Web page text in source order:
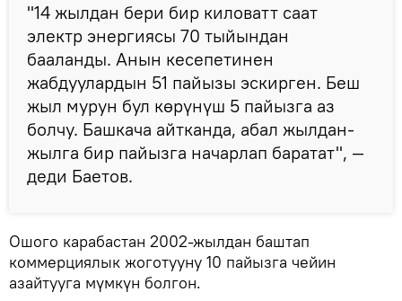
"14 жылдан бери бир киловатт саат
электр энергиясы 70 тыйындан
бааланды. Анын кесепетинен
жабдуулардын 51 пайызы эскирген. Беш
жыл мурун бул көрүнүш 5 пайызга аз
болчу. Башкача айтканда, абал жылдан-
жылга бир пайызга начарлап баратат", —
деди Баетов.
Ошого карабастан 2002-жылдан баштап
коммерциялык жоготууну 10 пайызга чейин
азайтууга мүмкүн болгон.